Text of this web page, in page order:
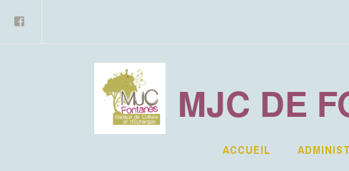
MJC DE
ACCUEIL